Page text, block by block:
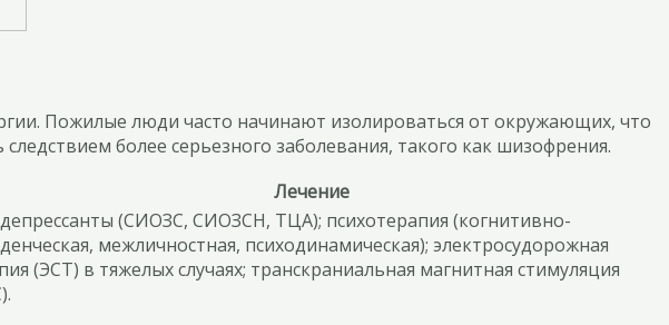
Пожилые люди часто начинают изолироваться от окружающих, что
более серьезного заболевания, такого как шизофрения.
Лечение
(СИОЗС, СИОЗСН, ТЦА); психотерапия (когнитивно-
межличностная, психодинамическая); электросудорожная
(ЭСТ) в тяжелых случаях; транскраниальная магнитная стимуляция